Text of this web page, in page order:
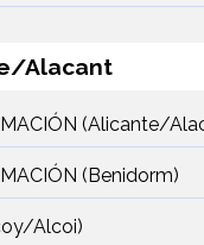
Alacant
(Alicante/
(Benidorm)
Alcoi)